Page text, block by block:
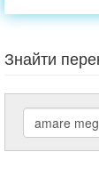
Знайти